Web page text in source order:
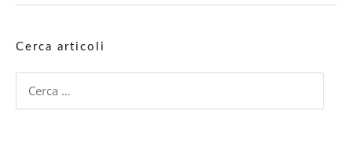
Cerca articoli
per: